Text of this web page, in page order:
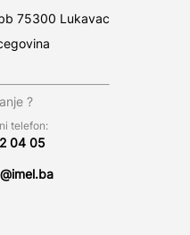
75300 Lukavac
?
telefon:
04 05